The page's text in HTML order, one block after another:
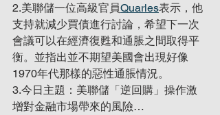
2.美聯儲一位高級官員Quarles表示，他
支持就減少買債進行討論，希望下一次
會議可以在經濟復甦和通脹之間取得平
衡。並指出並不​​期望美國會出現好像
1970年代那樣的惡性通脹情況。
3.今日主題：美聯儲「逆回購」操作激
增對金融市場帶來的風險…